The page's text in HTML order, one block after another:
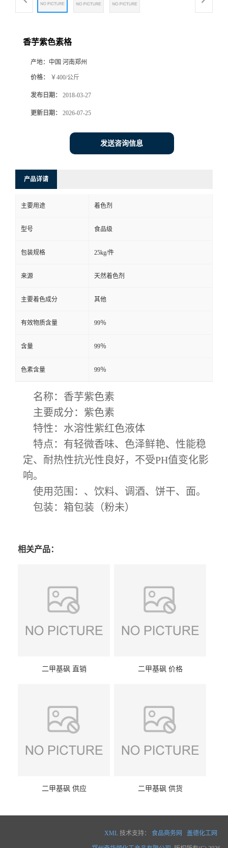
香芋紫色素格
产地： 中国 河南郑州
价格： ￥400/公斤
发布日期： 2018-03-27
更新日期： 2026-07-25
发送咨询信息
产品详请
主要用途 着色剂
型号 食品级
包装规格 25kg/件
来源 天然着色剂
主要着色成分 其他
有效物质含量 99％
含量 99％
色素含量 99％
名称：香芋紫色素
主要成分：紫色素
特性：水溶性紫红色液体
特点：有轻微香味、色泽鲜艳、性能稳
定、耐热性抗光性良好，不受PH值变化影
响。
使用范围：、饮料、调酒、饼干、面。
包装：箱包装（粉未）
相关产品：
二甲基砜 直销 二甲基砜 价格
二甲基砜 供应 二甲基砜 供货
XML 技术支持： 食品商务网 盖德化工网